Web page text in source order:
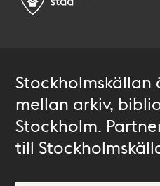
mellan arkiv,
Stockholm.
till